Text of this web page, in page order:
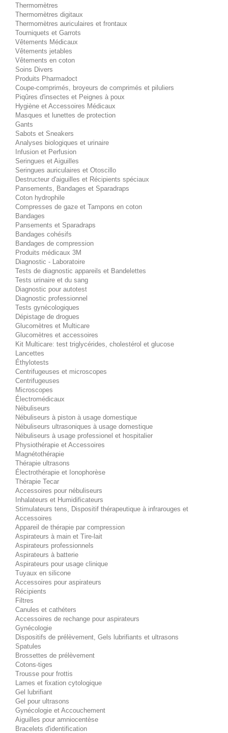
Thermomètres
Thermomètres digitaux
Thermomètres auriculaires et frontaux
Tourniquets et Garrots
Vêtements Médicaux
Vêtements jetables
Vêtements en coton
Soins Divers
Produits Pharmadoct
Coupe-comprimés, broyeurs de comprimés et piluliers
Piqûres d'insectes et Peignes à poux
Hygiène et Accessoires Médicaux
Masques et lunettes de protection
Gants
Sabots et Sneakers
Analyses biologiques et urinaire
Infusion et Perfusion
Seringues et Aiguilles
Seringues auriculaires et Otoscillo
Destructeur d'aiguilles et Récipients spéciaux
Pansements, Bandages et Sparadraps
Coton hydrophile
Compresses de gaze et Tampons en coton
Bandages
Pansements et Sparadraps
Bandages cohésifs
Bandages de compression
Produits médicaux 3M
Diagnostic - Laboratoire
Tests de diagnostic appareils et Bandelettes
Tests urinaire et du sang
Diagnostic pour autotest
Diagnostic professionnel
Tests gynécologiques
Dépistage de drogues
Glucomètres et Multicare
Glucomètres et accessoires
Kit Multicare: test triglycérides, cholestérol et glucose
Lancettes
Éthylotests
Centrifugeuses et microscopes
Centrifugeuses
Microscopes
Électromédicaux
Nébuliseurs
Nébuliseurs à piston à usage domestique
Nébuliseurs ultrasoniques à usage domestique
Nébuliseurs à usage professionel et hospitalier
Physiothérapie et Accessoires
Magnétothérapie
Thérapie ultrasons
Électrothérapie et Ionophorèse
Thérapie Tecar
Accessoires pour nébuliseurs
Inhalateurs et Humidificateurs
Stimulateurs tens, Dispositif thérapeutique à infrarouges et
Accessoires
Appareil de thérapie par compression
Aspirateurs à main et Tire-lait
Aspirateurs professionnels
Aspirateurs à batterie
Aspirateurs pour usage clinique
Tuyaux en silicone
Accessoires pour aspirateurs
Récipients
Filtres
Canules et cathéters
Accessoires de rechange pour aspirateurs
Gynécologie
Dispositifs de prélèvement, Gels lubrifiants et ultrasons
Spatules
Brossettes de prélèvement
Cotons-tiges
Trousse pour frottis
Lames et fixation cytologique
Gel lubrifiant
Gel pour ultrasons
Gynécologie et Accouchement
Aiguilles pour amniocentèse
Bracelets d'identification